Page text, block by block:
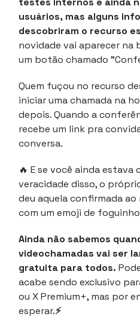
usuários, mas alguns
descobriram o recurso
novidade vai aparecer na
um botão chamado
Quem fuçou no recurso
iniciar uma chamada na
depois. Quando a
recebe um link pra
conversa.
🔥 E se você ainda estava
veracidade disso, o
deu aquela confirmada
com um emoji de
Ainda não sabemos
videochamadas vai ser
gratuita para todos.
acabe sendo exclusivo
ou X Premium+, mas por
esperar.⚡